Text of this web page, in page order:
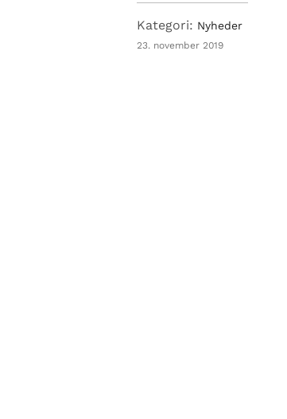
Kategori: Nyheder
23. november 2019